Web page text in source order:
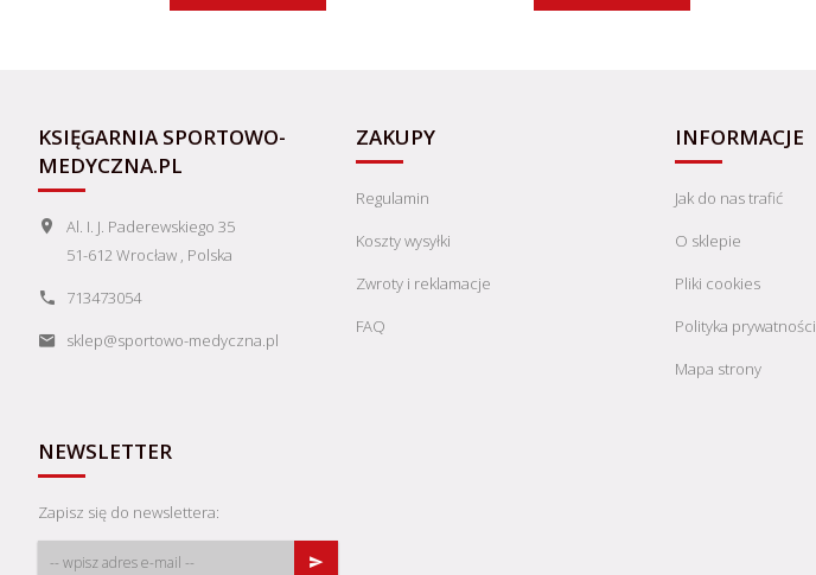
KSIĘGARNIA SPORTOWO-
MEDYCZNA.PL
Al. I. J. Paderewskiego 35
51-612 Wrocław, Polska
713473054
sklep@sportowo-medyczna.pl
ZAKUPY
Regulamin
Koszty wysyłki
Zwroty i reklamacje
FAQ
INFORMACJE
Jak do nas trafić
O sklepie
Pliki cookies
Polityka prywatności
Mapa strony
NEWSLETTER
Zapisz się do newslettera: